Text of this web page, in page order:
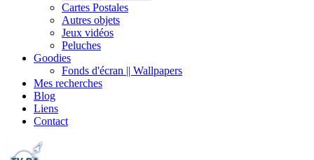
Cartes Postales
Autres objets
Jeux vidéos
Peluches
Goodies
Fonds d'écran || Wallpapers
Mes recherches
Blog
Liens
Contact